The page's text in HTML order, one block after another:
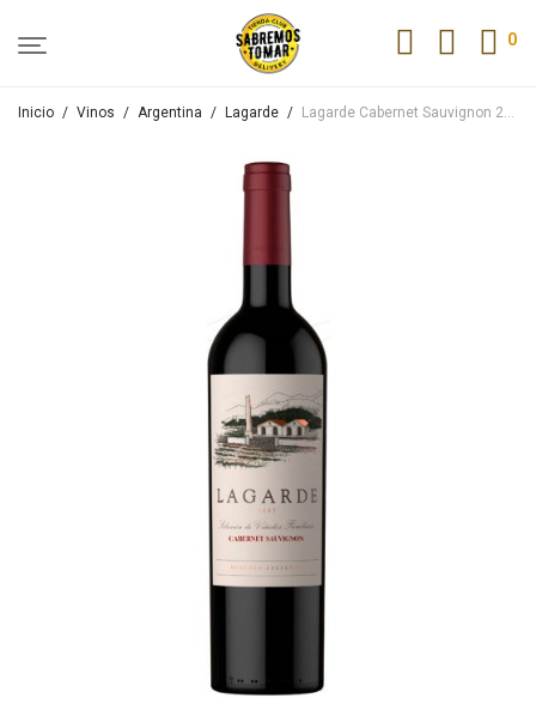
0
Inicio / Vinos / Argentina / Lagarde / Lagarde Cabernet Sauvignon 2023 750ml